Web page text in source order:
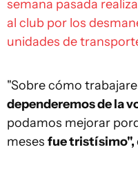
semana pasada
al club por los
unidades de
"Sobre cómo
dependeremos de la
podamos mejorar
meses fue tristísimo",